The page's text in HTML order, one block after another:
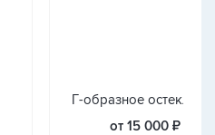
Г-образное
от 15 000 ₽